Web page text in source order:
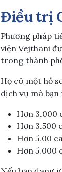
Điều trị
Phương pháp
viện Vejthani
trong thành
Họ có một hồ
dịch vụ mà
Hơn 3.000
Hơn 3.500
Hơn 5.00
Hơn 5.000